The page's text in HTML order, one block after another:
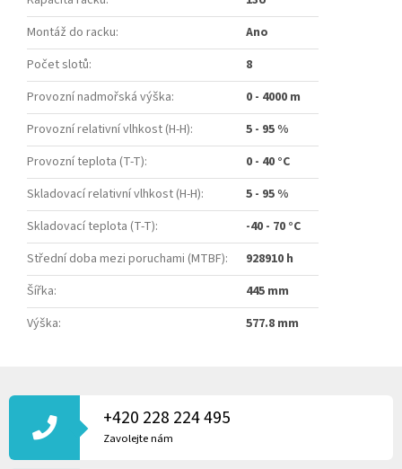
Montáž do racku:
Ano
Počet slotů:
8
Provozní nadmořská výška:
0 - 4000 m
Provozní relativní vlhkost (H-H):
5 - 95 %
Provozní teplota (T-T):
0 - 40 °C
Skladovací relativní vlhkost (H-H):
5 - 95 %
Skladovací teplota (T-T):
-40 - 70 °C
Střední doba mezi poruchami (MTBF):
928910 h
Šířka:
445 mm
Výška: 577.8 mm
Á
T
+420 228 224 495
Zavolejte nám